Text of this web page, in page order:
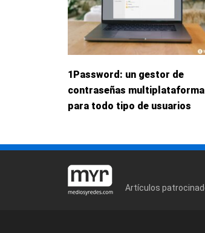
1Password: un gestor de
contraseñas multiplataforma
para todo tipo de usuarios
Artículos